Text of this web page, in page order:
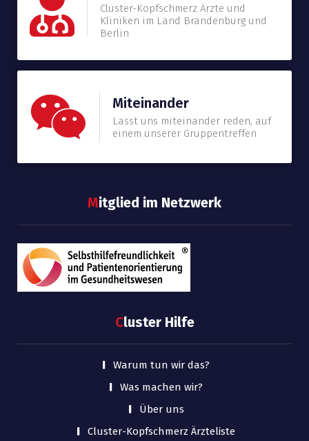
Cluster-Kopfschmerz Ärzte und
Kliniken im Land Brandenburg und
Berlin
Miteinander
Lasst uns miteinander reden, auf
einem unserer Gruppentreffen
Mitglied im Netzwerk
Cluster Hilfe
Warum tun wir das?
Was machen wir?
Über uns
Cluster-Kopfschmerz Ärzteliste